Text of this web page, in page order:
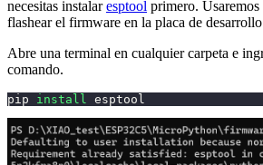
necesitas instalaresptool primero.
flashear el firmware en la placa de
Abre una terminal en cualquier carpeta e
comando.
pip install esptool